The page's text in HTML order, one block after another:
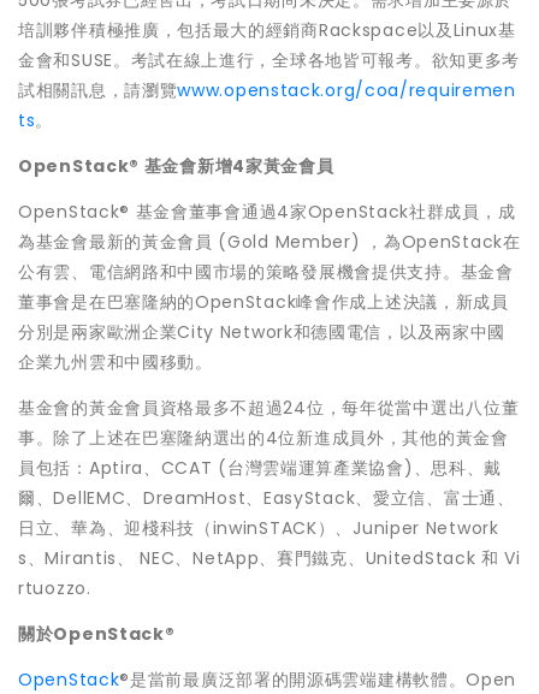
培訓夥伴積極推廣，包括最大的經銷商Rackspace以及Linux基
金會和SUSE。考試在線上進行，全球各地皆可報考。欲知更多考
試相關訊息，請瀏覽www.openstack.org/coa/requiremen
ts。
OpenStack® 基金會新增4家黃金會員
OpenStack® 基金會董事會通過4家OpenStack社群成員，成
為基金會最新的黃金會員 (Gold Member) ，為OpenStack在
公有雲、電信網路和中國市場的策略發展機會提供支持。基金會
董事會是在巴塞隆納的OpenStack峰會作成上述決議，新成員
分別是兩家歐洲企業City Network和德國電信，以及兩家中國
企業九州雲和中國移動。
基金會的黃金會員資格最多不超過24位，每年從當中選出八位董
事。除了上述在巴塞隆納選出的4位新進成員外，其他的黃金會
員包括：Aptira、CCAT (台灣雲端運算產業協會)、思科、戴
爾、DellEMC、DreamHost、EasyStack、愛立信、富士通、
日立、華為、迎棧科技（inwinSTACK）、Juniper Network
s、Mirantis、 NEC、NetApp、賽門鐵克、UnitedStack 和 Vi
rtuozzo.
關於OpenStack®
OpenStack®是當前最廣泛部署的開源碼雲端建構軟體。Open